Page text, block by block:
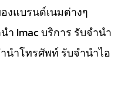
งแบรนด์เนมต่างๆ
Imac บริการ รับจำนำ
นำโทรศัพท์ รับจำนำไอ